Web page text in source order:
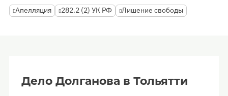
Апелляция 282.2 (2) УК РФ Лишение свободы
Дело Долганова в Тольятти